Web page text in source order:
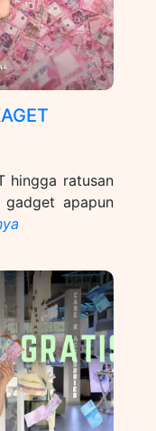
hingga ratusan
gadget apapun